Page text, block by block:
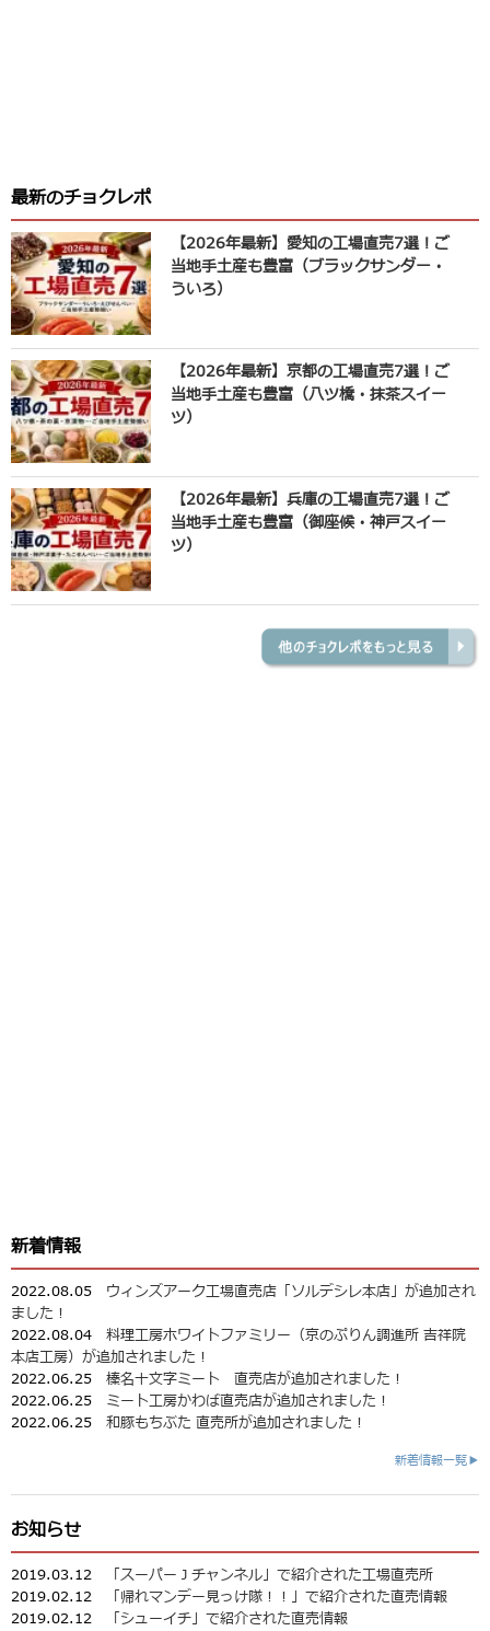
最新のチョクレポ
【2026年最新】愛知の工場直売7選！ご
当地手土産も豊富（ブラックサンダー・
ういろ）
【2026年最新】京都の工場直売7選！ご
当地手土産も豊富（八ツ橋・抹茶スイー
ツ）
【2026年最新】兵庫の工場直売7選！ご
当地手土産も豊富（御座候・神戸スイー
ツ）
新着情報
2022.08.05 ウィンズアーク工場直売店「ソルデシレ本店」が追加され
ました！
2022.08.04 料理工房ホワイトファミリー（京のぷりん調進所 吉祥院
本店工房）が追加されました！
2022.06.25 榛名十文字ミート 直売店が追加されました！
2022.06.25 ミート工房かわば直売店が追加されました！
2022.06.25 和豚もちぶた 直売所が追加されました！
新着情報一覧▶
お知らせ
2019.03.12
「スーパーＪチャンネル」で紹介された工場直売所
2019.02.12
「帰れマンデー見っけ隊！！」で紹介された直売情報
2019.02.12
「シューイチ」で紹介された直売情報